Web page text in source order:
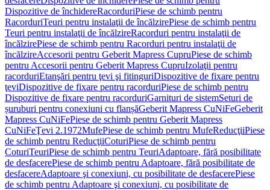
Dispozitive de închidereRacorduriPiese de schimb pentru
RacorduriTeuri pentru instalaţii de încălzirePiese de schimb pentru
Teuri pentru instalaţii de încălzireRacorduri pentru instalaţii de
încălzirePiese de schimb pentru Racorduri pentru instalaţii de
încălzireAccesorii pentru Geberit Mapress CupruPiese de schimb
pentru Accesorii pentru Geberit Mapress CupruIzolaţii pentru
racorduriEtanşări pentru ţevi şi fitinguriDispozitive de fixare pentru
ţeviDispozitive de fixare pentru racorduriPiese de schimb pentru
Dispozitive de fixare pentru racorduriGarnituri de sistemSeturi de
șuruburi pentru conexiuni cu flanșăGeberit Mapress CuNiFeGeberit
Mapress CuNiFePiese de schimb pentru Geberit Mapress
CuNiFeŢevi 2.1972MufePiese de schimb pentru MufeReducţiiPiese
de schimb pentru ReducţiiCoturiPiese de schimb pentru
CoturiTeuriPiese de schimb pentru TeuriAdaptoare, fără posibilitate
de desfacerePiese de schimb pentru Adaptoare, fără posibilitate de
desfacereAdaptoare şi conexiuni, cu posibilitate de desfacerePiese
de schimb pentru Adaptoare şi conexiuni, cu posibilitate de